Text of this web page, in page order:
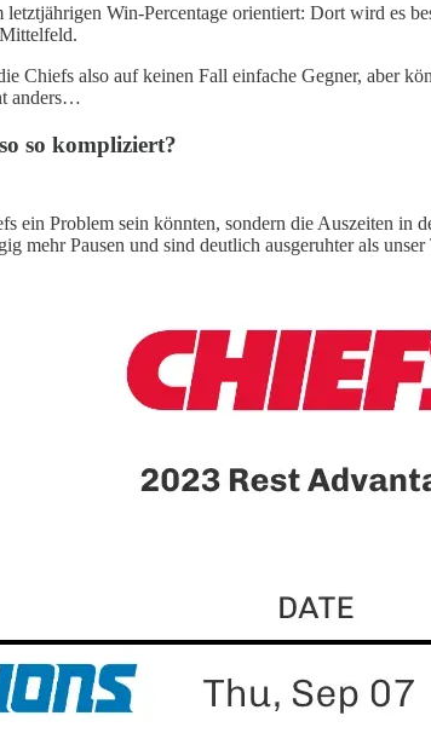
letztjährigen Win-Percentage orientiert: Dort wird es
Chiefs also auf keinen Fall einfache Gegner, aber
anders…
so kompliziert?
ein Problem sein könnten, sondern die Auszeiten
mehr Pausen und sind deutlich ausgeruhter als unser